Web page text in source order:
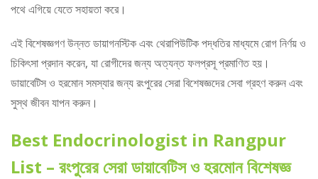
পথে এগিয়ে যেতে সহায়তা করে।
এই বিশেষজ্ঞগণ উন্নত ডায়াগনস্টিক এবং থেরাপিউটিক পদ্ধতির মাধ্যমে রোগ নির্ণয় ও
চিকিৎসা প্রদান করেন, যা রোগীদের জন্য অত্যন্ত ফলপ্রসূ প্রমাণিত হয়।
ডায়াবেটিস ও হরমোন সমস্যার জন্য রংপুরের সেরা বিশেষজ্ঞদের সেবা গ্রহণ করুন এবং
সুস্থ জীবন যাপন করুন।
Best Endocrinologist in Rangpur
List – রংপুরের সেরা ডায়াবেটিস ও হরমোন বিশেষজ্ঞ